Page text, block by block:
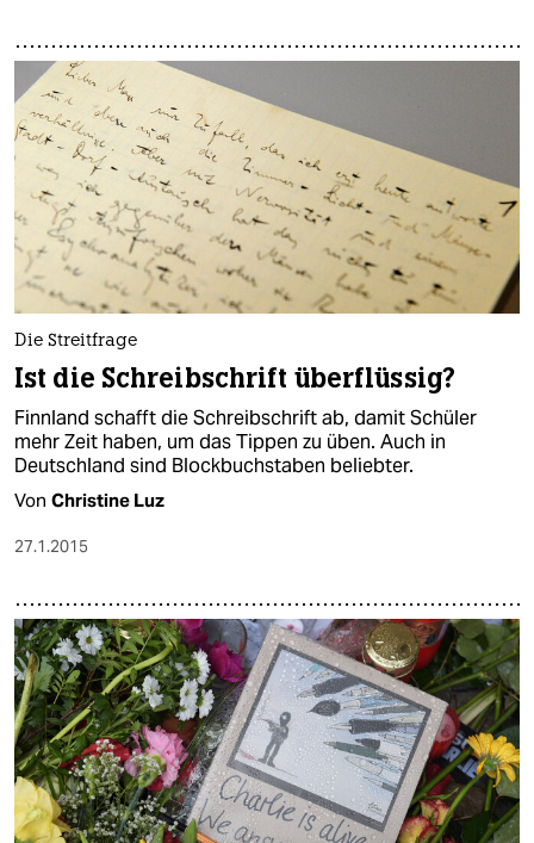
Die Streitfrage
Ist die Schreibschrift überflüssig?
Finnland schafft die Schreibschrift ab, damit Schüler
mehr Zeit haben, um das Tippen zu üben. Auch in
Deutschland sind Blockbuchstaben beliebter.
Von Christine Luz
27.1.2015